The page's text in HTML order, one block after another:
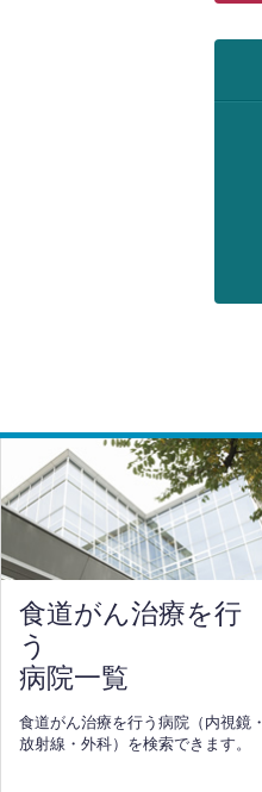
食道がん治療を行
う
病院一覧
食道がん治療を行う病院（内視鏡・
放射線・外科）を検索できます。